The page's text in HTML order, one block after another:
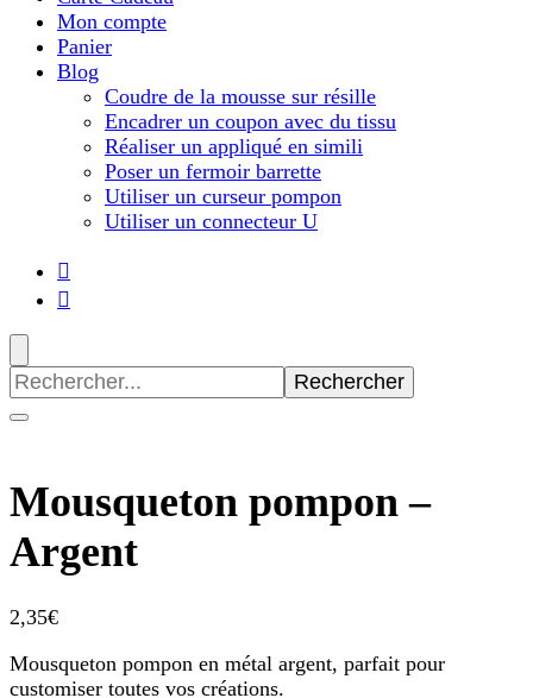
Mon compte
Panier
Blog
Coudre de la mousse sur résille
Encadrer un coupon avec du tissu
Réaliser un appliqué en simili
Poser un fermoir barrette
Utiliser un curseur pompon
Utiliser un connecteur U
Recherche
pour
:
Mousqueton pompon –
Argent
2,35€
Mousqueton pompon en métal argent, parfait pour
customiser toutes vos créations.